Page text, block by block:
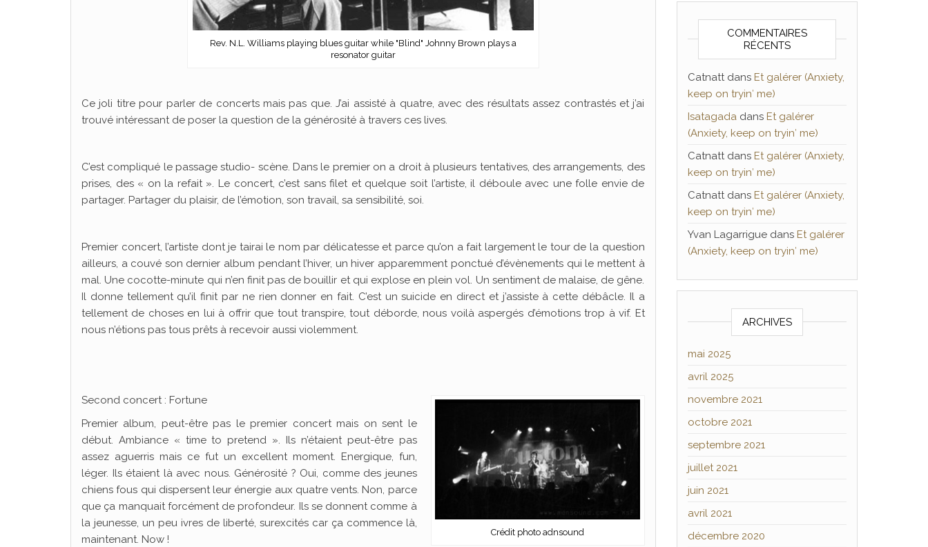
Rev. N.L. Williams playing blues guitar while "Blind" Johnny Brown plays a
resonator guitar
Ce joli titre pour parler de concerts mais pas que. J’ai assisté à quatre, avec des résultats assez contrastés et j’ai
trouvé intéressant de poser la question de la générosité à travers ces lives.
C’est compliqué le passage studio- scène. Dans le premier on a droit à plusieurs tentatives, des arrangements, des
prises, des « on la refait ». Le concert, c’est sans filet et quelque soit l’artiste, il déboule avec une folle envie de
partager. Partager du plaisir, de l’émotion, son travail, sa sensibilité, soi.
Premier concert, l’artiste dont je tairai le nom par délicatesse et parce qu’on a fait largement le tour de la question
ailleurs, a couvé son dernier album pendant l’hiver, un hiver apparemment ponctué d’évènements qui le mettent à
mal. Une cocotte-minute qui n’en finit pas de bouillir et qui explose en plein vol. Un sentiment de malaise, de gêne.
Il donne tellement qu’il finit par ne rien donner en fait. C’est un suicide en direct et j’assiste à cette débâcle. Il a
tellement de choses en lui à offrir que tout transpire, tout déborde, nous voilà aspergés d’émotions trop à vif. Et
nous n’étions pas tous prêts à recevoir aussi violemment.
Crédit photo adnsound
Second concert : Fortune
Premier album, peut-être pas le premier concert mais on sent le
début. Ambiance « time to pretend ». Ils n’étaient peut-être pas
assez aguerris mais ce fut un excellent moment. Energique, fun,
léger. Ils étaient là avec nous. Générosité ? Oui, comme des jeunes
chiens fous qui dispersent leur énergie aux quatre vents. Non, parce
que ça manquait forcément de profondeur. Ils se donnent comme à
la jeunesse, un peu ivres de liberté, surexcités car ça commence là,
maintenant. Now !
COMMENTAIRES
RÉCENTS
Catnattdans Et galérer (Anxiety,
keep on tryin′ me)
Isatagadadans Et galérer
(Anxiety, keep on tryin′ me)
Catnattdans Et galérer (Anxiety,
keep on tryin′ me)
Catnattdans Et galérer (Anxiety,
keep on tryin′ me)
Yvan Lagarriguedans Et galérer
(Anxiety, keep on tryin′ me)
ARCHIVES
mai 2025
avril 2025
novembre 2021
octobre 2021
septembre 2021
juillet 2021
juin 2021
avril 2021
décembre 2020